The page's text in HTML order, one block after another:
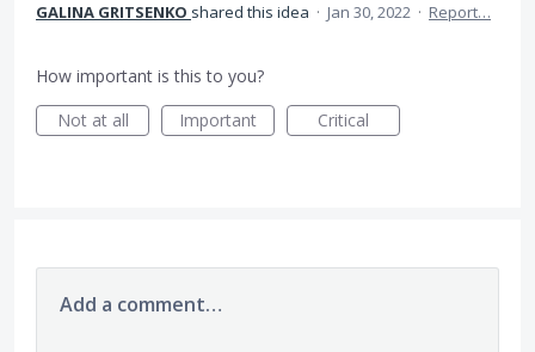
GALINA GRITSENKO shared this idea · Jan 30, 2022 · Report…
How important is this to you?
Not at all
Important Critical
Add a comment…